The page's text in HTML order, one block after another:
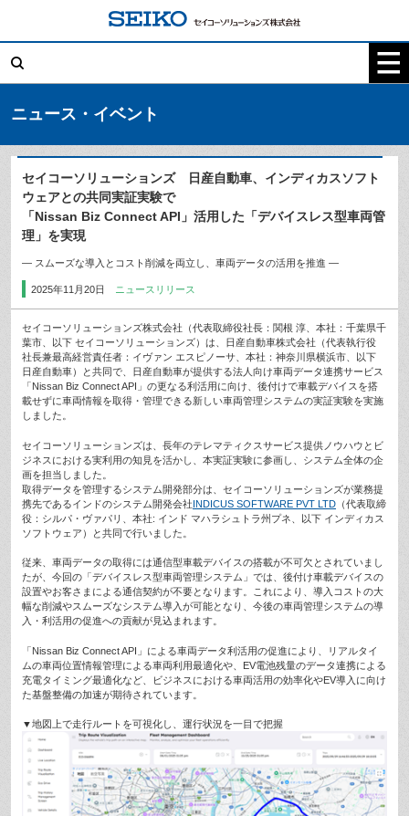
索:
ニュース・イベント
セイコーソリューションズ 日産自動車、インディカスソフト
ウェアとの共同実証実験で
「Nissan Biz Connect API」活用した「デバイスレス型車両管
理」を実現
― スムーズな導入とコスト削減を両立し、車両データの活用を推進 ―
2025年11月20日 ニュースリリース
セイコーソリューションズ株式会社（代表取締役社長：関根 淳、本社：千葉県千
葉市、以下 セイコーソリューションズ）は、日産自動車株式会社（代表執行役
社長兼最高経営責任者：イヴァン エスピノーサ、本社：神奈川県横浜市、以下
日産自動車）と共同で、日産自動車が提供する法人向け車両データ連携サービス
「Nissan Biz Connect API」の更なる利活用に向け、後付けで車載デバイスを搭
載せずに車両情報を取得・管理できる新しい車両管理システムの実証実験を実施
しました。
セイコーソリューションズは、長年のテレマティクスサービス提供ノウハウとビ
ジネスにおける実利用の知見を活かし、本実証実験に参画し、システム全体の企
画を担当しました。
取得データを管理するシステム開発部分は、セイコーソリューションズが業務提
携先であるインドのシステム開発会社INDICUS SOFTWARE PVT LTD （代表取締
役：シルパ・ヴァパリ、本社: インド マハラシュトラ州プネ、以下 インディカス
ソフトウェア）と共同で行いました。
従来、車両データの取得には通信型車載デバイスの搭載が不可欠とされていまし
たが、今回の「デバイスレス型車両管理システム」では、後付け車載デバイスの
設置やお客さまによる通信契約が不要となります。これにより、導入コストの大
幅な削減やスムーズなシステム導入が可能となり、今後の車両管理システムの導
入・利活用の促進への貢献が見込まれます。
「Nissan Biz Connect API」による車両データ利活用の促進により、リアルタイ
ムの車両位置情報管理による車両利用最適化や、EV電池残量のデータ連携による
充電タイミング最適化など、ビジネスにおける車両活用の効率化やEV導入に向け
た基盤整備の加速が期待されています。
▼地図上で走行ルートを可視化し、運行状況を一目で把握